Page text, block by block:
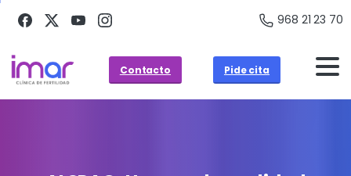
968 21 23 70
Contacto Pide cita